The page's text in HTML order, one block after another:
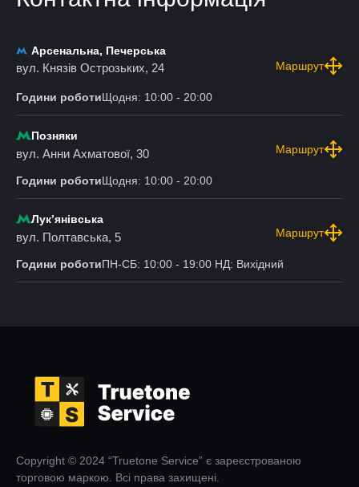
Арсенальна, Печерська
вул. Князів Острозьких, 24 Маршрут
Години роботиЩодня: 10:00 - 20:00
Позняки
вул. Анни Ахматової, 30 Маршрут
Години роботиЩодня: 10:00 - 20:00
Лукʼянівська
вул. Полтавська, 5 Маршрут
Години роботиПН-СБ: 10:00 - 19:00 НД: Вихідний
Copyright © 2024 “Truetone Service” є зареєстрованою
торговою маркою. Всі права захищені.